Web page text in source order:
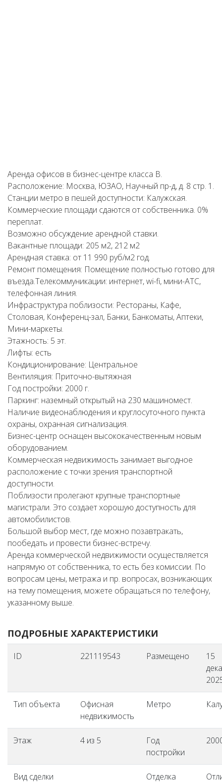
Аренда офисов в бизнес-центре класса В.
Расположение: Москва, ЮЗАО, Научный пр-д, д. 8 стр. 1.
Станции метро в пешей доступности: Калужская.
Коммерческие площади сдаются от собственника. 0%
переплат.
Возможно обсуждение арендной ставки.
Вакантные площади: 205 м2, 212 м2
Арендная ставка: от 11 990 руб/м2 год.
Ремонт помещения: Помещение полностью готово для
въезда.Телекоммуникации: интернет, wi-fi, мини-АТС,
телефонная линия.
Инфраструктура поблизости: Рестораны, Кафе,
Столовая, Конференц-зал, Банки, Банкоматы, Аптеки,
Мини-маркеты.
Этажность: 5 эт.
Лифты: есть
Кондиционирование: Центральное
Вентиляция: Приточно-вытяжная
Год постройки: 2000 г.
Паркинг: наземный открытый на 230 машиномест.
Наличие видеонаблюдения и круглосуточного пункта
охраны, охранная сигнализация.
Бизнес-центр оснащен высококачественным новым
оборудованием.
Коммерческая недвижимость занимает выгодное
расположение с точки зрения транспортной
доступности.
Поблизости пролегают крупные транспортные
магистрали. Это создает хорошую доступность для
автомобилистов.
Большой выбор мест, где можно позавтракать,
пообедать и провести бизнес-встречу.
Аренда коммерческой недвижимости осуществляется
напрямую от собственника, то есть без комиссии. По
вопросам цены, метража и пр. вопросах, возникающих
на тему помещения, можете обращаться по телефону,
указанному выше.
ПОДРОБНЫЕ ХАРАКТЕРИСТИКИ
ID 221119543 Размещено
15
Тип объекта
Офисная
недвижимость
Метро
Этаж 4 из 5
Год
постройки
Вид сделки Отделка